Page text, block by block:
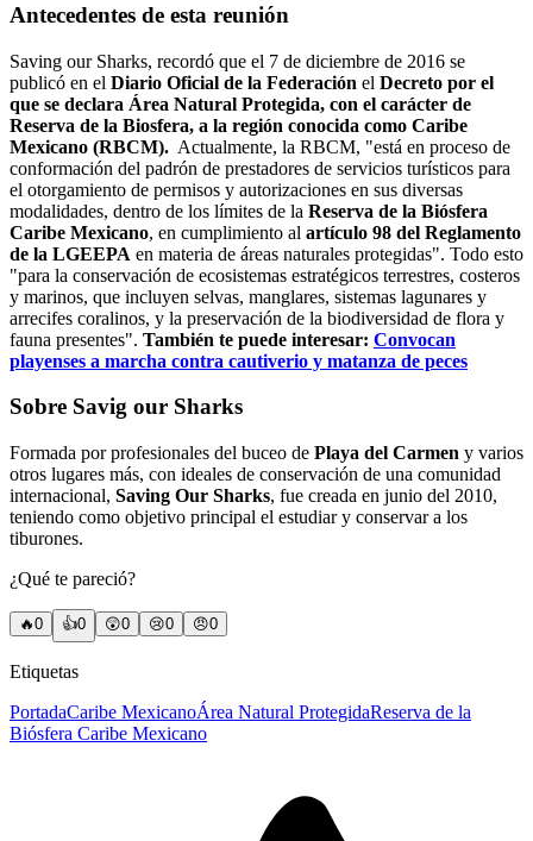
Antecedentes de esta reunión
Saving our Sharks, recordó que el 7 de diciembre de 2016 se
publicó en el Diario Oficial de la Federación el Decreto por el
que se declara Área Natural Protegida, con el carácter de
Reserva de la Biosfera, a la región conocida como Caribe
Mexicano (RBCM). Actualmente, la RBCM, "está en proceso de
conformación del padrón de prestadores de servicios turísticos para
el otorgamiento de permisos y autorizaciones en sus diversas
modalidades, dentro de los límites de la Reserva de la Biósfera
Caribe Mexicano, en cumplimiento al artículo 98 del Reglamento
de la LGEEPA en materia de áreas naturales protegidas". Todo esto
"para la conservación de ecosistemas estratégicos terrestres, costeros
y marinos, que incluyen selvas, manglares, sistemas lagunares y
arrecifes coralinos, y la preservación de la biodiversidad de flora y
fauna presentes". También te puede interesar: Convocan
playenses a marcha contra cautiverio y matanza de peces
Sobre Savig our Sharks
Formada por profesionales del buceo de Playa del Carmen y varios
otros lugares más, con ideales de conservación de una comunidad
internacional, Saving Our Sharks, fue creada en junio del 2010,
teniendo como objetivo principal el estudiar y conservar a los
tiburones.
¿Qué te pareció?
🔥0 👍0 😲0 😢0 😠0
Etiquetas
PortadaCaribe MexicanoÁrea Natural ProtegidaReserva de la
Biósfera Caribe Mexicano